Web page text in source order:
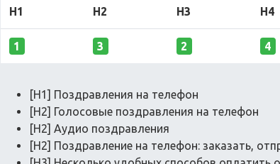
H1 H2 H3 H4
1 3 2 4
[H1] Поздравления на телефон
[H2] Голосовые поздравления на телефон
[H2] Аудио поздравления
[H2] Поздравление на телефон: заказать,